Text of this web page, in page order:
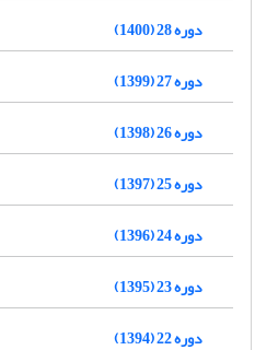
دوره 28 (1400)
دوره 27 (1399)
دوره 26 (1398)
دوره 25 (1397)
دوره 24 (1396)
دوره 23 (1395)
دوره 22 (1394)